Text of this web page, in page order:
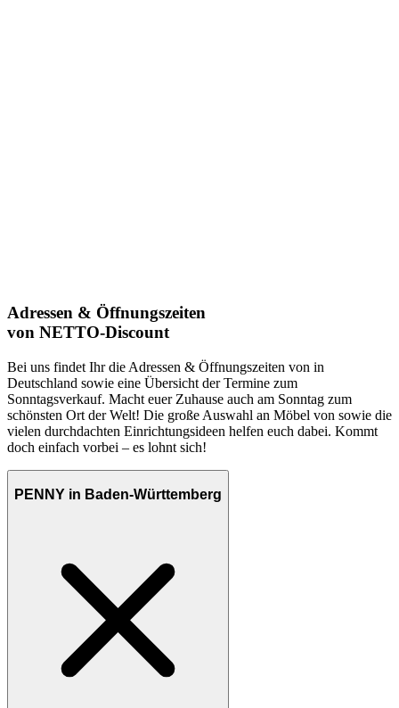
Adressen & Öffnungszeiten
von NETTO-Discount
Bei uns findet Ihr die Adressen & Öffnungszeiten von in
Deutschland sowie eine Übersicht der Termine zum
Sonntagsverkauf. Macht euer Zuhause auch am Sonntag zum
schönsten Ort der Welt! Die große Auswahl an Möbel von sowie die
vielen durchdachten Einrichtungsideen helfen euch dabei. Kommt
doch einfach vorbei – es lohnt sich!
PENNY in Baden-Württemberg